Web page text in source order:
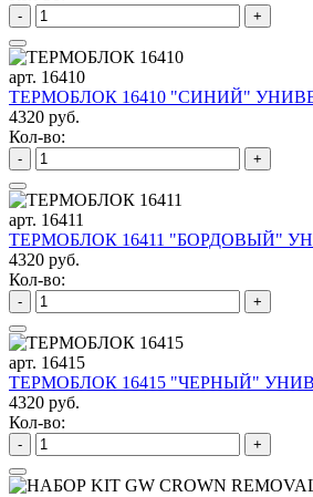
- +
арт. 16410
ТЕРМОБЛОК 16410 "СИНИЙ"
4320 руб.
Кол-во:
- +
арт. 16411
ТЕРМОБЛОК 16411 "БОРДОВЫЙ"
4320 руб.
Кол-во:
- +
арт. 16415
ТЕРМОБЛОК 16415 "ЧЕРНЫЙ"
4320 руб.
Кол-во:
- +